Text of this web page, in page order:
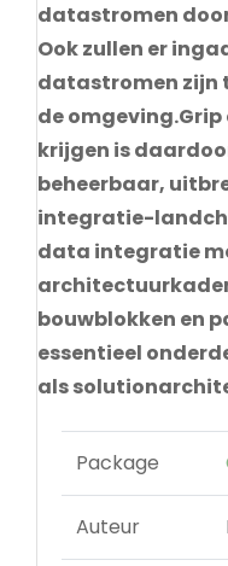
datastromen
Ook zullen er
datastromen zijn
de
krijgen is
beheerbaar,
integratie-
data integratie
bouwblokken en
essentieel
als
Package
Auteur